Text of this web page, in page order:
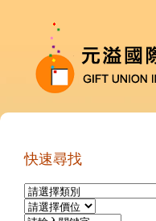
快速尋找